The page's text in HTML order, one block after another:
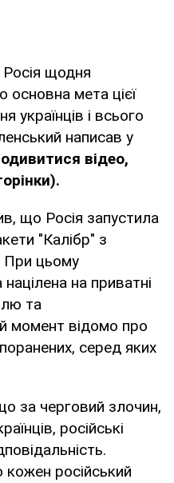
щодня
мета цієї
українців і всього
написав у
відео,
що Росія запустила
"Калібр" з
При цьому
на приватні
та
момент відомо про
серед яких
за черговий злочин,
російські
російський